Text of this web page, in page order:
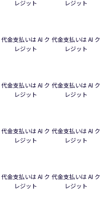
レジット
レジット
代金支払いは AI ク
レジット
代金支払いは AI ク
レジット
代金支払いは AI ク
レジット
代金支払いは AI ク
レジット
代金支払いは AI ク
レジット
代金支払いは AI ク
レジット
代金支払いは AI ク
レジット
代金支払いは AI ク
レジット